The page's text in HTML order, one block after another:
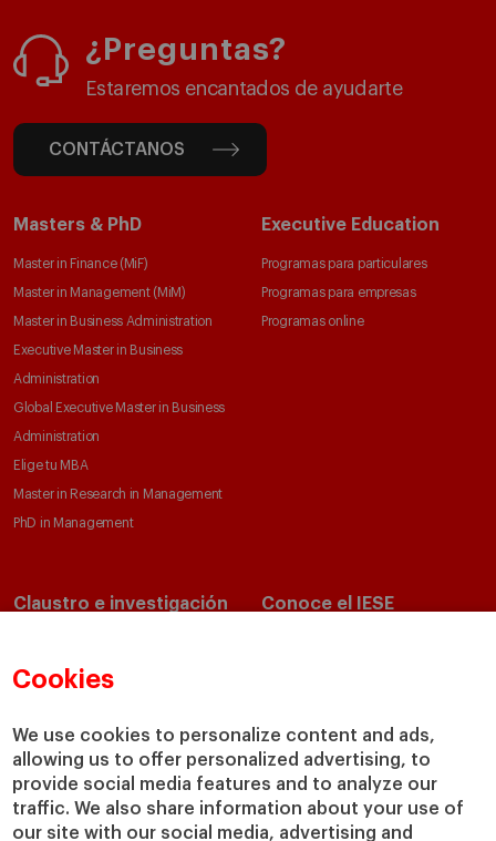
Cookies
We use cookies to personalize content and ads,
allowing us to offer personalized advertising, to
provide social media features and to analyze our
traffic. We also share information about your use of
our site with our social media, advertising and
¿Preguntas?
Estaremos encantados de ayudarte
CONTÁCTANOS
Masters & PhD
Master in Finance (MiF)
Master in Management (MiM)
Master in Business Administration
Executive Master in Business
Administration
Global Executive Master in Business
Administration
Elige tu MBA
Master in Research in Management
PhD in Management
Executive Education
Programas para particulares
Programas para empresas
Programas online
Claustro e investigación
Departamentos académicos
Cátedras
IESE Insight
IESE Publishing
Conoce el IESE
Nuestro impacto
Colabora con el IESE
Servicios